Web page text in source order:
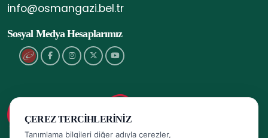
info@osmangazi.bel.tr
Sosyal Medya Hesaplarımız
ÇEREZ TERCIHLERINIZ
Tanımlama bilgileri diğer adıyla çerezler,